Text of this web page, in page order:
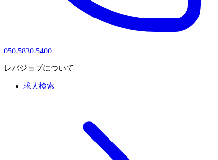
050-5830-5400
レバジョブについて
求人検索